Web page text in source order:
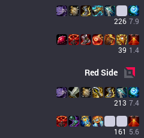
226 7.9
39 1.4
RedSide
213 7.4
161 5.6